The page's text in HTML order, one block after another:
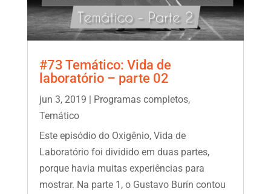
#73 Temático: Vida de
laboratório – parte 02
jun 3, 2019 | Programas completos,
Temático
Este episódio do Oxigênio, Vida de
Laboratório foi dividido em duas partes,
porque havia muitas experiências para
mostrar. Na parte 1, o Gustavo Burín contou